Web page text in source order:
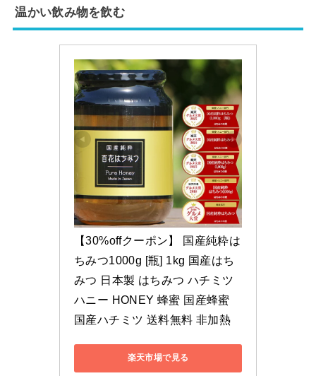
温かい飲み物を飲む
【30%offクーポン】 国産純粋は
ちみつ1000g [瓶] 1kg 国産はち
みつ 日本製 はちみつ ハチミツ
ハニー HONEY 蜂蜜 国産蜂蜜
国産ハチミツ 送料無料 非加熱
楽天市場で見る